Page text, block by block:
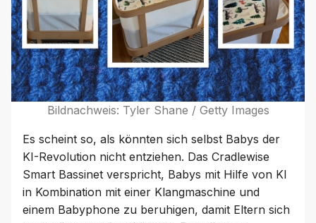
Bildnachweis: Tyler Shane / Getty Images
Es scheint so, als könnten sich selbst Babys der
KI-Revolution nicht entziehen. Das Cradlewise
Smart Bassinet verspricht, Babys mit Hilfe von KI
in Kombination mit einer Klangmaschine und
einem Babyphone zu beruhigen, damit Eltern sich